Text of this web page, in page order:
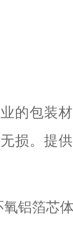
的包装
损。提